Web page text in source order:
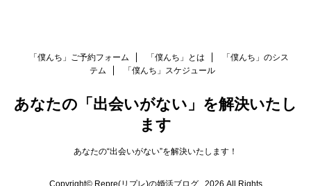
「僕んち」ご予約フォーム 「僕んち」とは
「僕んち」のシス
テム
「僕んち」スケジュール
あなたの「出会いがない」を解決いたし
ます
あなたの“出会いがない”を解決いたします！
Copyright© Repre(リプレ)の婚活ブログ , 2026 All Rights